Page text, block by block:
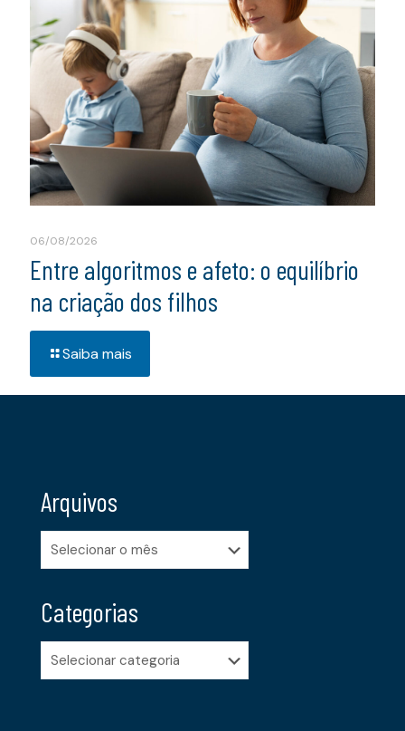
06/08/2026
Entre algoritmos e afeto: o equilíbrio
na criação dos filhos
Saiba mais
Arquivos
Arquivos
Categorias
Categorias